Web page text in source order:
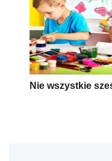
Nie wszystkie